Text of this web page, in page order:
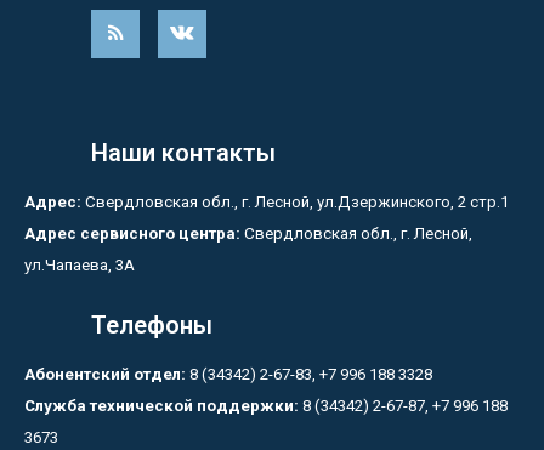
Наши контакты
Адрес: Свердловская обл., г. Лесной, ул.Дзержинского, 2 стр.1
Адрес сервисного центра: Свердловская обл., г. Лесной,
ул.Чапаева, 3А
Телефоны
Абонентский отдел: 8 (34342) 2-67-83, +7 996 188 3328
Служба технической поддержки: 8 (34342) 2-67-87, +7 996 188
3673